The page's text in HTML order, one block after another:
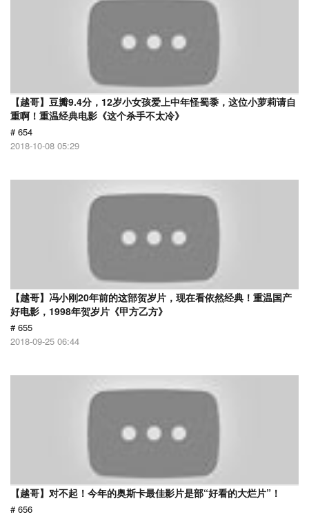
【越哥】豆瓣9.4分，12岁小女孩爱上中年怪蜀黍，这位小萝莉请自
重啊！重温经典电影《这个杀手不太冷》
# 654
2018-10-08 05:29
【越哥】冯小刚20年前的这部贺岁片，现在看依然经典！重温国产
好电影，1998年贺岁片《甲方乙方》
# 655
2018-09-25 06:44
【越哥】对不起！今年的奥斯卡最佳影片是部“好看的大烂片”！
# 656